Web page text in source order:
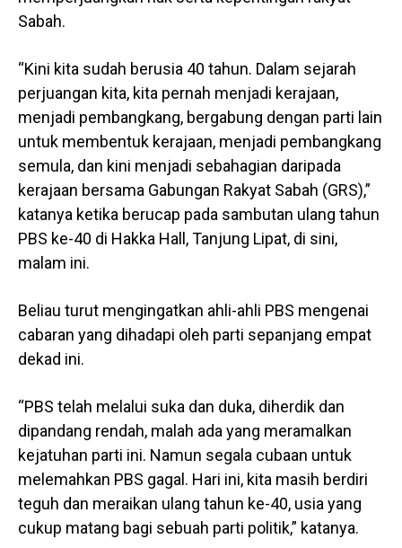
Sabah.
“Kini kita sudah berusia 40 tahun. Dalam sejarah
perjuangan kita, kita pernah menjadi kerajaan,
menjadi pembangkang, bergabung dengan parti lain
untuk membentuk kerajaan, menjadi pembangkang
semula, dan kini menjadi sebahagian daripada
kerajaan bersama Gabungan Rakyat Sabah (GRS),”
katanya ketika berucap pada sambutan ulang tahun
PBS ke-40 di Hakka Hall, Tanjung Lipat, di sini,
malam ini.
Beliau turut mengingatkan ahli-ahli PBS mengenai
cabaran yang dihadapi oleh parti sepanjang empat
dekad ini.
“PBS telah melalui suka dan duka, diherdik dan
dipandang rendah, malah ada yang meramalkan
kejatuhan parti ini. Namun segala cubaan untuk
melemahkan PBS gagal. Hari ini, kita masih berdiri
teguh dan meraikan ulang tahun ke-40, usia yang
cukup matang bagi sebuah parti politik,” katanya.